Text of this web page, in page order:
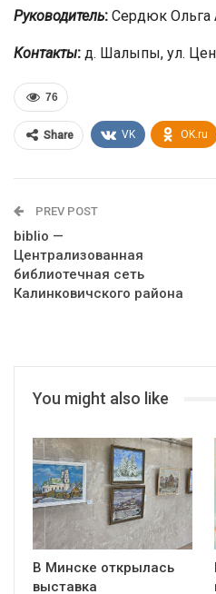
Руководитель: Сердюк Ольга
Контакты: д. Шалыпы, ул.
76
Share VK OK.ru
PREV POST
biblio —
Централизованная
библиотечная сеть
Калинковичского района
You might also like
В Минске открылась
выставка